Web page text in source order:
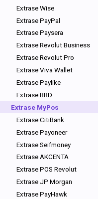
Extrase Wise
Extrase PayPal
Extrase Paysera
Extrase Revolut Business
Extrase Revolut Pro
Extrase Viva Wallet
Extrase Paylike
Extrase BRD
Extrase MyPos
Extrase CitiBank
Extrase Payoneer
Extrase Seifmoney
Extrase AKCENTA
Extrase POS Revolut
Extrase JP Morgan
Extrase PayHawk